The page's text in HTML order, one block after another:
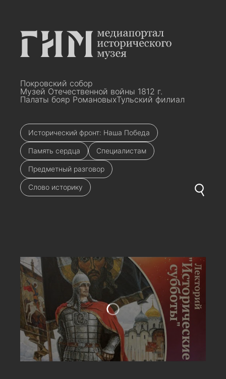
Покровский собор
Музей Отечественной войны 1812 г.
Палаты бояр РомановыхТульский филиал
Исторический фронт: Наша Победа
Память сердца Специалистам
Предметный разговор
Слово историку